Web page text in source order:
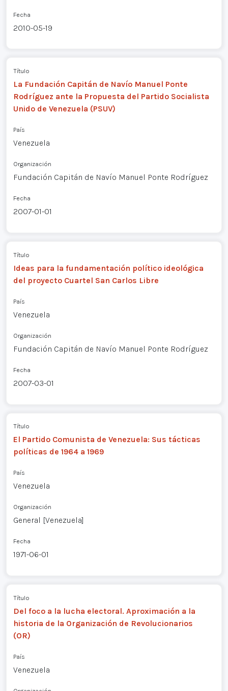
Fecha
2010-05-19
Título
La Fundación Capitán de Navío Manuel Ponte
Rodríguez ante la Propuesta del Partido Socialista
Unido de Venezuela (PSUV)
País
Venezuela
Organización
Fundación Capitán de Navío Manuel Ponte Rodríguez
Fecha
2007-01-01
Título
Ideas para la fundamentación político ideológica
del proyecto Cuartel San Carlos Libre
País
Venezuela
Organización
Fundación Capitán de Navío Manuel Ponte Rodríguez
Fecha
2007-03-01
Título
El Partido Comunista de Venezuela: Sus tácticas
políticas de 1964 a 1969
País
Venezuela
Organización
General [Venezuela]
Fecha
1971-06-01
Título
Del foco a la lucha electoral. Aproximación a la
historia de la Organización de Revolucionarios
(OR)
País
Venezuela